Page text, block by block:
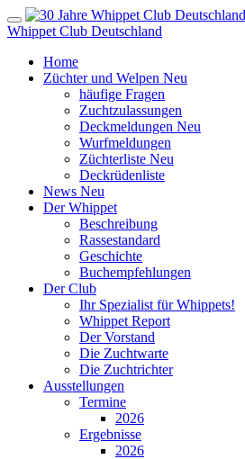
Whippet Club Deutschland
Home
Züchter und Welpen Neu
häufige Fragen
Zuchtzulassungen
Deckmeldungen Neu
Wurfmeldungen
Züchterliste Neu
Deckrüdenliste
News Neu
Der Whippet
Beschreibung
Rassestandard
Geschichte
Buchempfehlungen
Der Club
Ihr Spezialist für Whippets!
Whippet Report
Der Vorstand
Die Zuchtwarte
Die Zuchtrichter
Ausstellungen
Termine
2026
Ergebnisse
2026